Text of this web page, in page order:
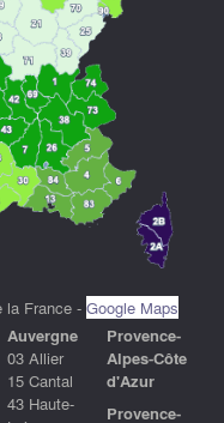
la France - Google Maps
Auvergne
03 Allier
15 Cantal
43 Haute-
Provence-
Alpes-Côte
d'Azur
Provence-